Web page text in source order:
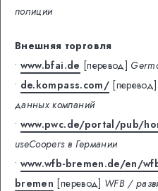
полиции
Внешняя торговля
• www.bfai.de [перевод]
• de.kompass.com/ [перевод]
данных компаний
• www.pwc.de/portal/pub/
useCoopers в Германии
• www.wfb-bremen.de/en/
bremen [перевод] WFB /